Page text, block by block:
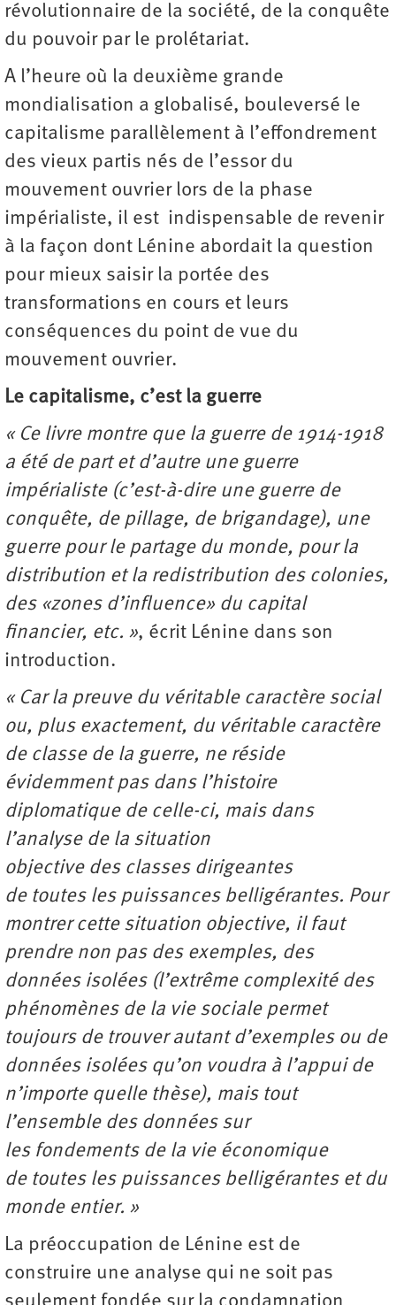
révolutionnaire de la société, de la conquête
du pouvoir par le prolétariat.
A l’heure où la deuxième grande
mondialisation a globalisé, bouleversé le
capitalisme parallèlement à l’effondrement
des vieux partis nés de l’essor du
mouvement ouvrier lors de la phase
impérialiste, il est indispensable de revenir
à la façon dont Lénine abordait la question
pour mieux saisir la portée des
transformations en cours et leurs
conséquences du point de vue du
mouvement ouvrier.
Le capitalisme, c’est la guerre
« Ce livre montre que la guerre de 1914-1918
a été de part et d’autre une guerre
impérialiste (c’est-à-dire une guerre de
conquête, de pillage, de brigandage), une
guerre pour le partage du monde, pour la
distribution et la redistribution des colonies,
des «zones d’influence» du capital
financier, etc. », écrit Lénine dans son
introduction.
« Car la preuve du véritable caractère social
ou, plus exactement, du véritable caractère
de classe de la guerre, ne réside
évidemment pas dans l’histoire
diplomatique de celle-ci, mais dans
l’analyse de la situation
objective des classes dirigeantes
de toutes les puissances belligérantes. Pour
montrer cette situation objective, il faut
prendre non pas des exemples, des
données isolées (l’extrême complexité des
phénomènes de la vie sociale permet
toujours de trouver autant d’exemples ou de
données isolées qu’on voudra à l’appui de
n’importe quelle thèse), mais tout
l’ensemble des données sur
les fondements de la vie économique
de toutes les puissances belligérantes et du
monde entier. »
La préoccupation de Lénine est de
construire une analyse qui ne soit pas